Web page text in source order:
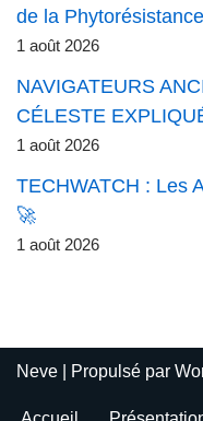
de la
1 août 2026
NAVIGATEURS
CÉLESTE
1 août 2026
TECHWATCH : Les
🚀
1 août 2026
Neve | Propulsé par